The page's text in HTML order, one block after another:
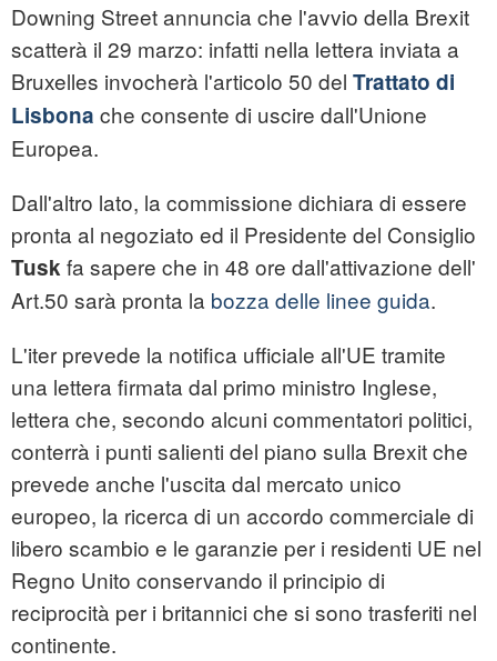
Downing Street annuncia che l'avvio della Brexit
scatterà il 29 marzo: infatti nella lettera inviata a
Bruxelles invocherà l'articolo 50 del Trattato di
Lisbona che consente di uscire dall'Unione
Europea.
Dall'altro lato, la commissione dichiara di essere
pronta al negoziato ed il Presidente del Consiglio
Tuskfa sapere che in 48 ore dall'attivazione dell'
Art.50 sarà pronta la bozza delle linee guida.
L'iter prevede la notifica ufficiale all'UE tramite
una lettera firmata dal primo ministro Inglese,
lettera che, secondo alcuni commentatori politici,
conterrà i punti salienti del piano sulla Brexit che
prevede anche l'uscita dal mercato unico
europeo, la ricerca di un accordo commerciale di
libero scambio e le garanzie per i residenti UE nel
Regno Unito conservando il principio di
reciprocità per i britannici che si sono trasferiti nel
continente.